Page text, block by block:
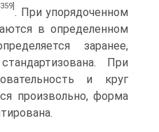
[359]
. При упорядоченном
в определенном
заранее,
При
и круг
произвольно, форма